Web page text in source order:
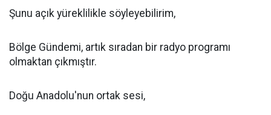
Şunu açık yüreklilikle söyleyebilirim,
Bölge Gündemi, artık sıradan bir radyo programı
olmaktan çıkmıştır.
Doğu Anadolu'nun ortak sesi,